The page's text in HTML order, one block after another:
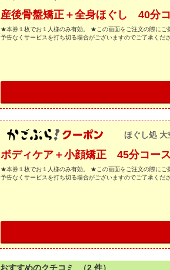
産後骨盤矯正＋全身ほぐし 40分
★本券１枚でお１人様のみ有効。 ★この画面をご注文の際に
予告なくサービスを打ち切る場合がございますのでご了承くださ
ほぐし処 大
ボディケア＋小顔矯正 45分コー
★本券１枚でお１人様のみ有効。 ★この画面をご注文の際に
予告なくサービスを打ち切る場合がございますのでご了承くださ
おすすめのクチコミ （2 件）